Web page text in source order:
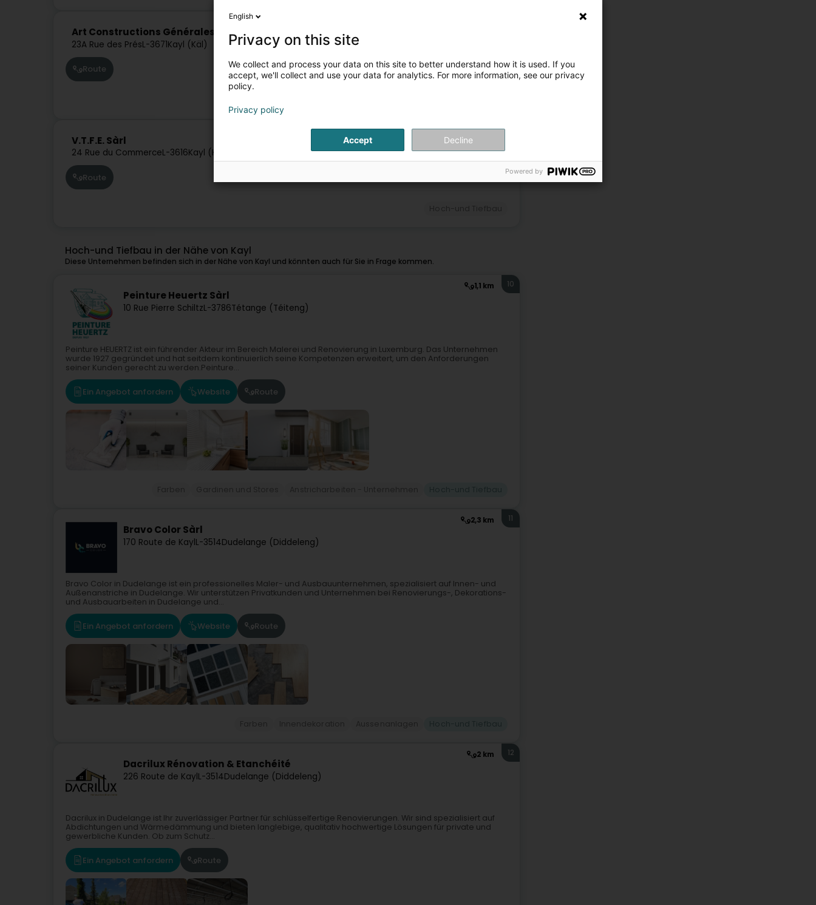
Art Constructions Générales SA
23A Rue des PrésL-3671Kayl (Käl)
Route
V.T.F.E. Sàrl
24 Rue du CommerceL-3616Kayl (Käl)
Route
Hoch-und Tiefbau in der Nähe von Kayl
Diese Unternehmen befinden sich in der Nähe von Kayl und könnten auch für Sie in Frage kommen.
1,1 km
Peinture Heuertz Sàrl
10 Rue Pierre SchiltzL-3786Tétange (Téiteng)
10
Peinture HEUERTZ ist ein führender Akteur im Bereich Malerei und Renovierung in Luxemburg. Das Unternehmen
wurde 1927 gegründet und hat seitdem kontinuierlich seine Kompetenzen erweitert, um den Anforderungen
seiner Kunden gerecht zu werden.Peinture...
Ein Angebot anfordern Website Route
2,3 km
Bravo Color Sàrl
170 Route de KaylL-3514Dudelange (Diddeleng)
11
Bravo Color in Dudelange ist ein professionelles Maler- und Ausbauunternehmen, spezialisiert auf Innen- und
Außenanstriche in Dudelange. Wir unterstützen Privatkunden und Unternehmen bei Renovierungs-, Dekorations-
und Ausbauarbeiten in Dudelange und...
Ein Angebot anfordern Website Route
2 km
Dacrilux Rénovation & Etanchéité
226 Route de KaylL-3514Dudelange (Diddeleng)
12
Dacrilux in Dudelange ist Ihr zuverlässiger Partner für schlüsselfertige Renovierungen. Wir sind spezialisiert auf
Abdichtungen und Wärmedämmung und bieten langlebige, qualitativ hochwertige Lösungen für private und
gewerbliche Kunden. Ob zum Schutz...
Ein Angebot anfordern Route
English
Privacy on this site
We collect and process your data on this site to better understand how it is used. If you
accept, we'll collect and use your data for analytics. For more information, see our privacy
policy.
Privacy policy
Accept Decline
Powered by